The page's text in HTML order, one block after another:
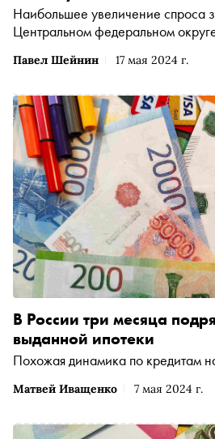
Павел Шейнин 17 мая 2024 г.
Наибольшее увеличение спроса
Центральном федеральном
Матвей Иващенко 7 мая 2024 г.
В России три месяца
выданной ипотеки
Похожая динамика по кредитам